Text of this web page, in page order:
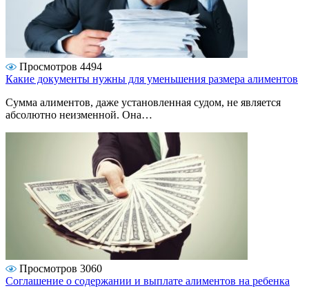
Просмотров 4494
Какие документы нужны для уменьшения размера алиментов
Сумма алиментов, даже установленная судом, не является
абсолютно неизменной. Она…
Просмотров 3060
Соглашение о содержании и выплате алиментов на ребенка